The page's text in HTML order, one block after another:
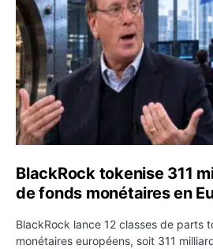
BlackRock tokenise 311
de fonds monétaires en
BlackRock lance 12 classes de parts
monétaires européens, soit 311